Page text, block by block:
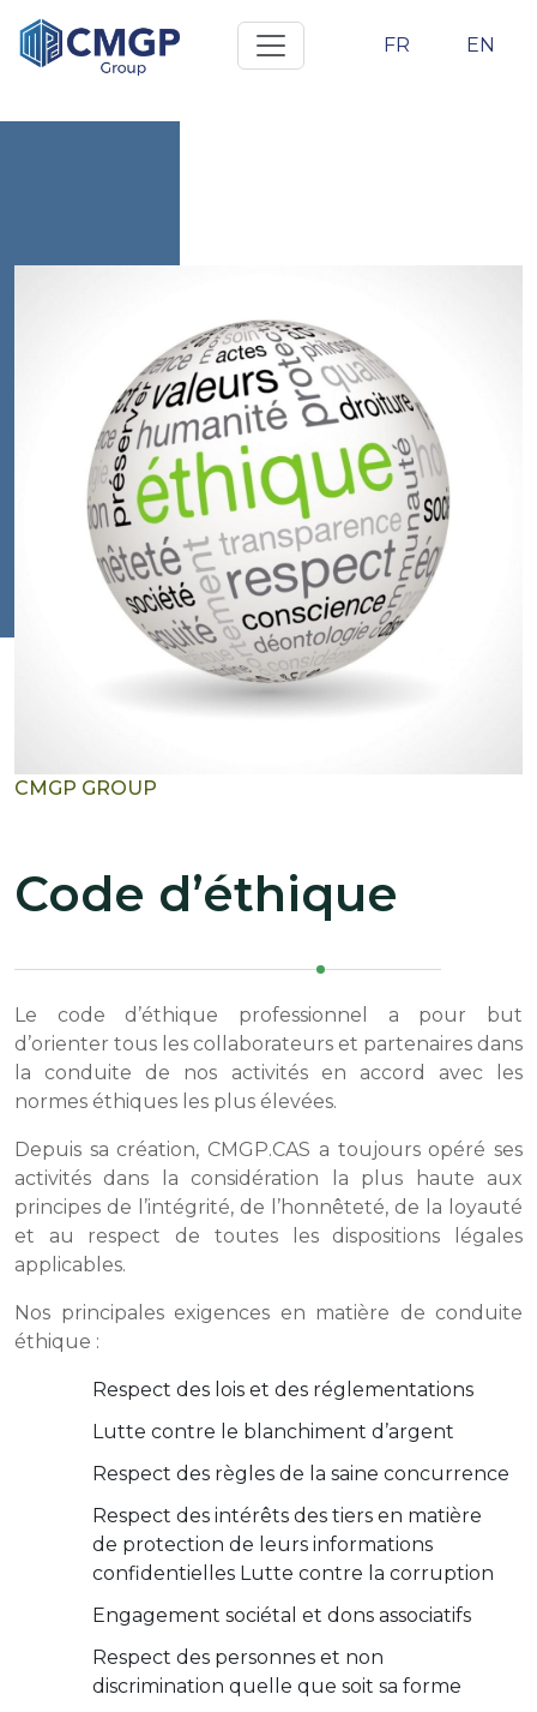
FR EN
CMGP GROUP
Code d’éthique
Le code d’éthique professionnel a pour but
d’orienter tous les collaborateurs et partenaires dans
la conduite de nos activités en accord avec les
normes éthiques les plus élevées.
Depuis sa création, CMGP.CAS a toujours opéré ses
activités dans la considération la plus haute aux
principes de l’intégrité, de l’honnêteté, de la loyauté
et au respect de toutes les dispositions légales
applicables.
Nos principales exigences en matière de conduite
éthique :
Respect des lois et des réglementations
Lutte contre le blanchiment d’argent
Respect des règles de la saine concurrence
Respect des intérêts des tiers en matière
de protection de leurs informations
confidentielles Lutte contre la corruption
Engagement sociétal et dons associatifs
Respect des personnes et non
discrimination quelle que soit sa forme